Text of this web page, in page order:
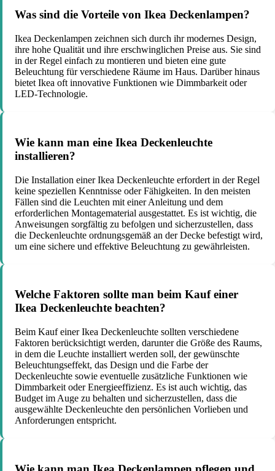
Was sind die Vorteile von Ikea Deckenlampen?
Ikea Deckenlampen zeichnen sich durch ihr modernes Design,
ihre hohe Qualität und ihre erschwinglichen Preise aus. Sie sind
in der Regel einfach zu montieren und bieten eine gute
Beleuchtung für verschiedene Räume im Haus. Darüber hinaus
bietet Ikea oft innovative Funktionen wie Dimmbarkeit oder
LED-Technologie.
Wie kann man eine Ikea Deckenleuchte
installieren?
Die Installation einer Ikea Deckenleuchte erfordert in der Regel
keine speziellen Kenntnisse oder Fähigkeiten. In den meisten
Fällen sind die Leuchten mit einer Anleitung und dem
erforderlichen Montagematerial ausgestattet. Es ist wichtig, die
Anweisungen sorgfältig zu befolgen und sicherzustellen, dass
die Deckenleuchte ordnungsgemäß an der Decke befestigt wird,
um eine sichere und effektive Beleuchtung zu gewährleisten.
Welche Faktoren sollte man beim Kauf einer
Ikea Deckenleuchte beachten?
Beim Kauf einer Ikea Deckenleuchte sollten verschiedene
Faktoren berücksichtigt werden, darunter die Größe des Raums,
in dem die Leuchte installiert werden soll, der gewünschte
Beleuchtungseffekt, das Design und die Farbe der
Deckenleuchte sowie eventuelle zusätzliche Funktionen wie
Dimmbarkeit oder Energieeffizienz. Es ist auch wichtig, das
Budget im Auge zu behalten und sicherzustellen, dass die
ausgewählte Deckenleuchte den persönlichen Vorlieben und
Anforderungen entspricht.